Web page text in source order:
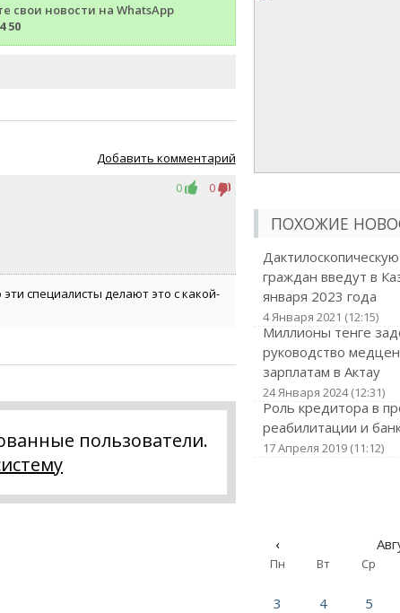
свои новости на WhatsApp
50
Добавить комментарий
0 0
специалисты делают это с какой-
пользователи.
ПОХОЖИЕ
граждан введут в
января 2023 года
4 Января 2021 (12:15)
Миллионы тенге
руководство
зарплатам в Актау
24 Января 2024 (12:31)
Роль кредитора в
реабилитации и
17 Апреля 2019 (11:12)
‹
Пн Вт Ср
3
4 5